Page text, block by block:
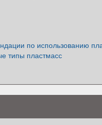
по использованию
типы пластмасс